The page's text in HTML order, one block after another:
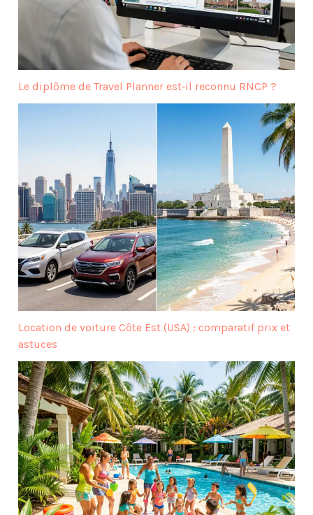
Le diplôme de Travel Planner est‑il reconnu RNCP ?
Location de voiture Côte Est (USA) : comparatif prix et
astuces